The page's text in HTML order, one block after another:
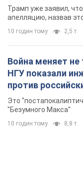
бального зала
долларов
Трамп уже заявил,
апелляцию, назвав
10 годин тому 2,5 т.
Война меняет не
НГУ показали
против
Фото
Это
"Безумного Макса"
10 годин тому 8,8 т.